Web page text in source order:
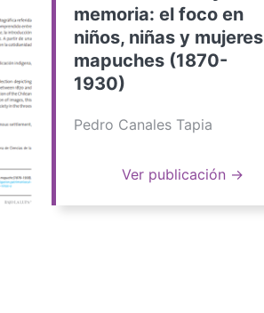
memoria: el foco en
niños, niñas y mujeres
mapuches (1870-
1930)
Pedro Canales Tapia
Ver publicación →